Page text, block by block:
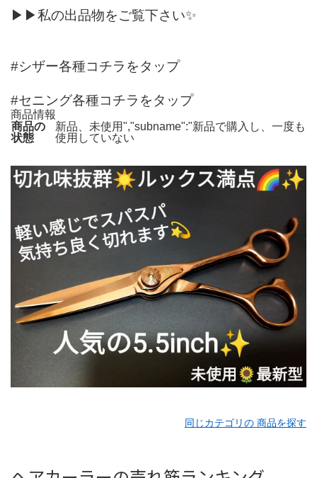
▶▶私の出品物をご覧下さい✨
#シザー各種コチラをタップ
#セニング各種コチラをタップ
商品情報
商品の
状態
新品、未使用","subname":"新品で購入し、一度も
使用していない
同じカテゴリの 商品を探す